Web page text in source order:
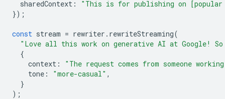
sharedContext :
"This is for publishing on [popular
});
const stream = rewriter . rewriteStreaming(
"Love all this work on generative AI at Google!
{
context :
"The request comes from someone
tone : "more-casual" ,
}
);